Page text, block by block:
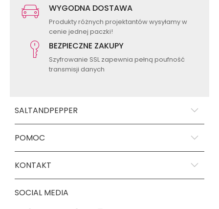
WYGODNA DOSTAWA
Produkty różnych projektantów wysyłamy w
cenie jednej paczki!
BEZPIECZNE ZAKUPY
Szyfrowanie SSL zapewnia pełną poufność
transmisji danych
SALTANDPEPPER
POMOC
KONTAKT
SOCIAL MEDIA